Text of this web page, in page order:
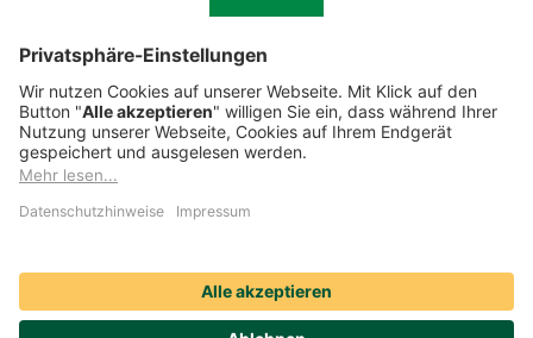
Cookie-Einstellungen
Datenschutz
Impressum
Streitbeilegung
Nutzungshinweise
Compliance
Social Media Icons sowie Verlinkungen, die mit